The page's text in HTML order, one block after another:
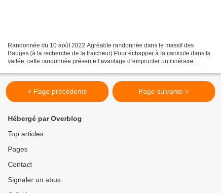
Randonnée du 10 août 2022 Agréable randonnée dans le massif des
Bauges (à la recherche de la fraicheur) Pour échapper à la canicule dans la
vallée, cette randonnée présente l’avantage d’emprunter un itinéraire
< Page précédente Page suivante >
Hébergé par Overblog
Top articles
Pages
Contact
Signaler un abus